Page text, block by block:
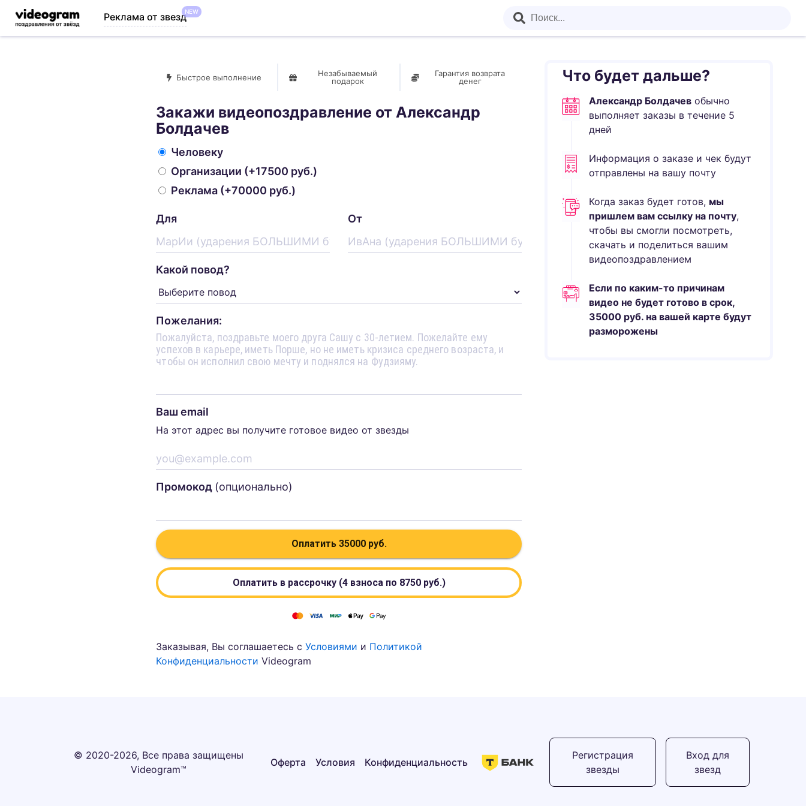
Реклама от звездNEW
Быстрое выполнение
Незабываемый
подарок
Гарантия возврата
денег
Закажи видеопоздравление отАлександр
Болдачев
Человеку
Организации (+17500 руб.)
Реклама (+70000 руб.)
Для От
Какой повод?
Пожелания:
Ваш email
На этот адрес вы получите готовое видео от звезды
Промокод (опционально)
Оплатить 35000руб.
Оплатить в рассрочку (4 взноса по 8750руб.)
Что будет дальше?
Александр Болдачев обычно
выполняетзаказы в течение 5
дней
Информация о заказе и чек будут
отправлены на вашу почту
Когда заказ будет готов, мы
пришлем вам ссылку на почту,
чтобы вы смогли посмотреть,
скачать и поделиться вашим
видеопоздравлением
Если по каким-то причинам
видео не будет готово в срок,
35000 руб. на вашей карте будут
разморожены
Заказывая, Вы соглашаетесь сУсловиями и Политикой
Конфиденциальности Videogram
© 2020-2026, Все права защищены
Videogram™
Оферта Условия Конфиденциальность
Регистрация
звезды
Вход для
звезд